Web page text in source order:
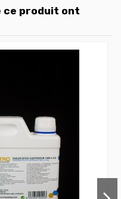
ce produit ont